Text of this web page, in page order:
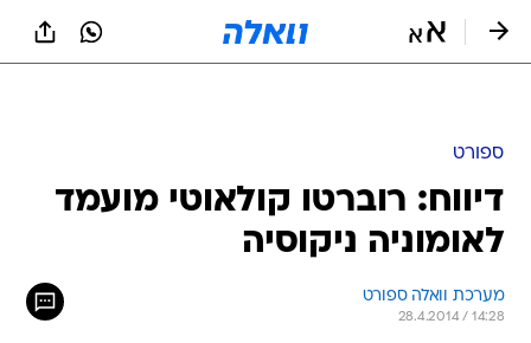
ספורט
דיווח: רוברטו קולאוטי מועמד
לאומוניה ניקוסיה
מערכת וואלה ספורט
28.4.2014 / 14:28